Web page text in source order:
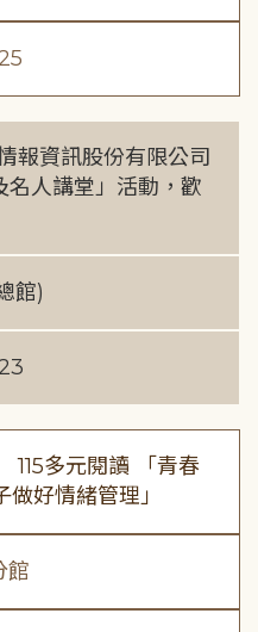
報資訊股份有限公司
名人講堂」活動，歡
館)
115多元閱讀 「青春
好情緒管理」
館